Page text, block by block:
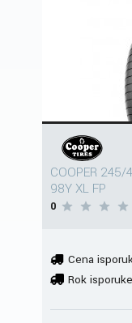
COOPER
98Y XL FP
0
Cena
Rok